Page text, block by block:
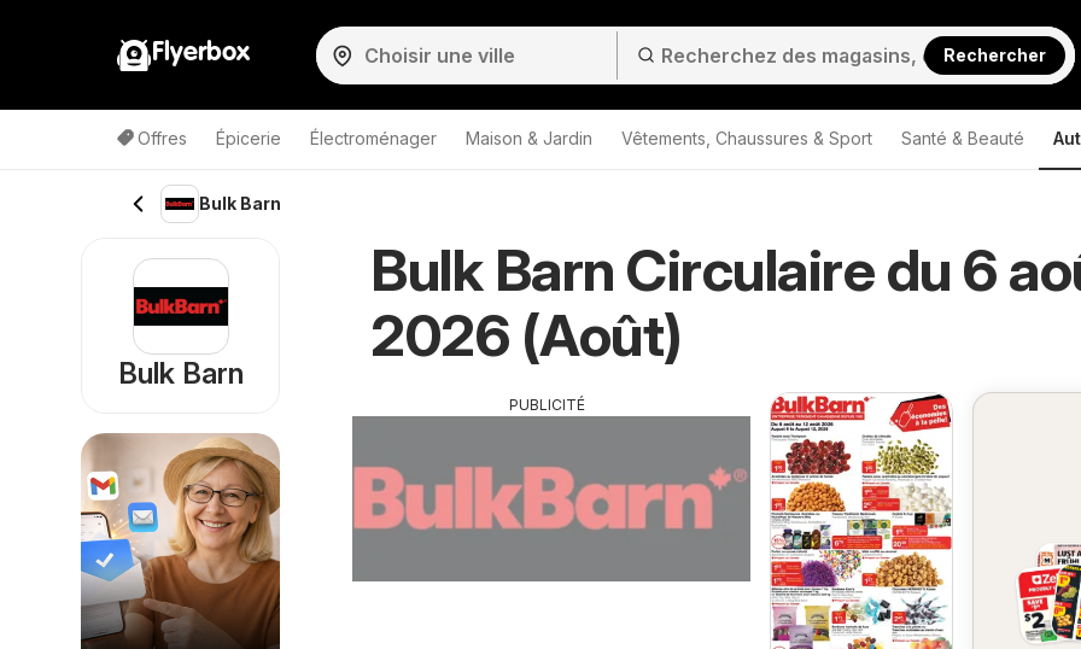
Flyerbox Rechercher
Offres Épicerie Électroménager Maison & Jardin Vêtements, Chaussures & Sport Santé & Beauté
Bulk Barn
Bulk Barn Circulaire du 6
2026 (Août)
PUBLICITÉ
Bulk Barn